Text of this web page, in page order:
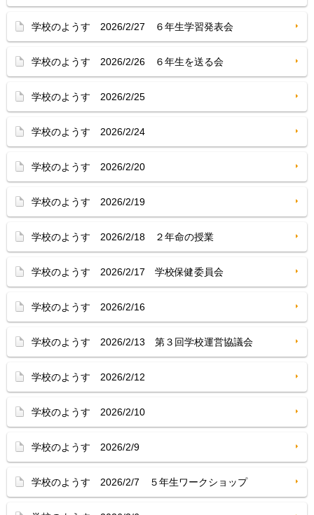
学校のようす 2026/2/27 ６年生学習発表会
学校のようす 2026/2/26 ６年生を送る会
学校のようす 2026/2/25
学校のようす 2026/2/24
学校のようす 2026/2/20
学校のようす 2026/2/19
学校のようす 2026/2/18 ２年命の授業
学校のようす 2026/2/17 学校保健委員会
学校のようす 2026/2/16
学校のようす 2026/2/13 第３回学校運営協議会
学校のようす 2026/2/12
学校のようす 2026/2/10
学校のようす 2026/2/9
学校のようす 2026/2/7 ５年生ワークショップ